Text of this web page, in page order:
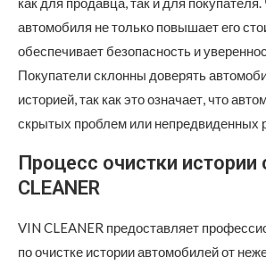
автомобиля не только повышает его
обеспечивает безопасность и
Покупатели склонны доверять
историей, так как это означает, что
скрытых проблем или непредвиденных
Процесс очистки истории
CLEANER
VIN CLEANER предоставляет
по очистке истории автомобилей от